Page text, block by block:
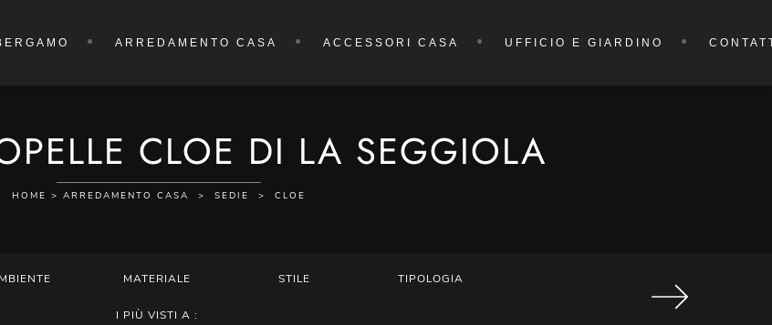
ARREDAMENTO CASA ACCESSORI CASA UFFICIO E GIARDINO
CLOE DI LA SEGGIOLA
HOME > ARREDAMENTO CASA > SEDIE > CLOE
MATERIALE STILE TIPOLOGIA
I PIÙ VISTI A :